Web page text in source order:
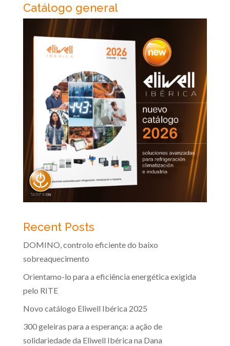
Catálogo general
Recent Posts
DOMINO, controlo eficiente do baixo
sobreaquecimento
Orientamo-lo para a eficiência energética exigida
pelo RITE
Novo catálogo Eliwell Ibérica 2025
300 geleiras para a esperança: a ação de
solidariedade da Eliwell Ibérica na Dana